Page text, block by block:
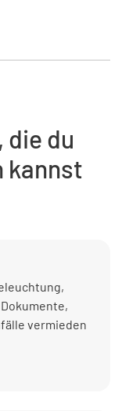
die du
kannst
vermieden